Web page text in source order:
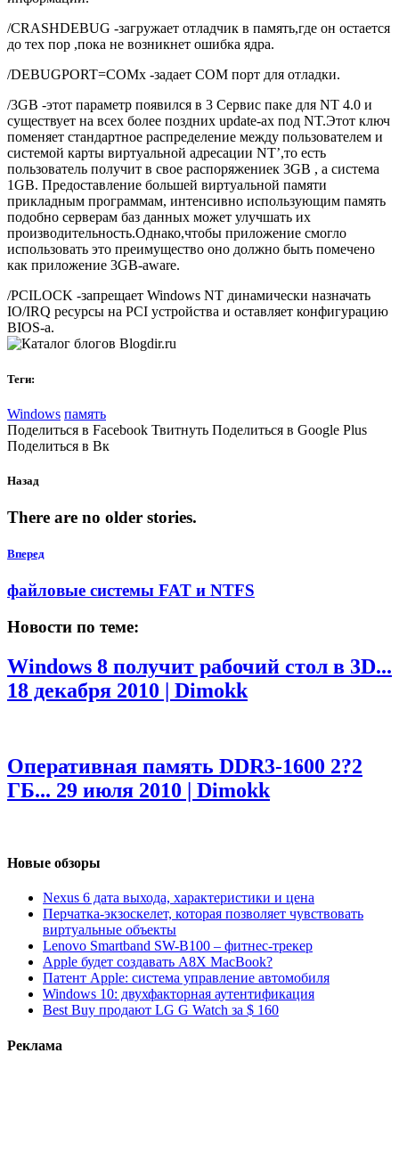
/CRASHDEBUG -загружает отладчик в память,где он остается
до тех пор ,пока не возникнет ошибка ядра.
/DEBUGPORT=COMx -задает COM порт для отладки.
/3GB -этот параметр появился в 3 Сервис паке для NT 4.0 и
существует на всех более поздних update-ах под NT.Этот ключ
поменяет стандартное распределение между пользователем и
системой карты виртуальной адресации NT’,то есть
пользователь получит в свое распоряжениек 3GB , а система
1GB. Предоставление большей виртуальной памяти
прикладным программам, интенсивно использующим память
подобно серверам баз данных может улучшать их
производительность.Однако,чтобы приложение смогло
использовать это преимущество оно должно быть помечено
как приложение 3GB-aware.
/PCILOCK -запрещает Windows NT динамически назначать
IO/IRQ ресурсы на PCI устройства и оставляет конфигурацию
BIOS-а.
Теги:
Windows память
Поделиться в Facebook Твитнуть Поделиться в Google Plus
Поделиться в Вк
Назад
There are no older stories.
Вперед
файловые системы FAT и NTFS
Новости по теме:
Windows 8 получит рабочий стол в 3D...
18 декабря 2010 | Dimokk
Оперативная память DDR3-1600 2?2
ГБ... 29 июля 2010 | Dimokk
Новые обзоры
Nexus 6 дата выхода, характеристики и цена
Перчатка-экзоскелет, которая позволяет чувствовать
виртуальные объекты
Lenovo Smartband SW-B100 – фитнес-трекер
Apple будет создавать A8X MacBook?
Патент Apple: система управление автомобиля
Windows 10: двухфакторная аутентификация
Best Buy продают LG G Watch за $ 160
Реклама